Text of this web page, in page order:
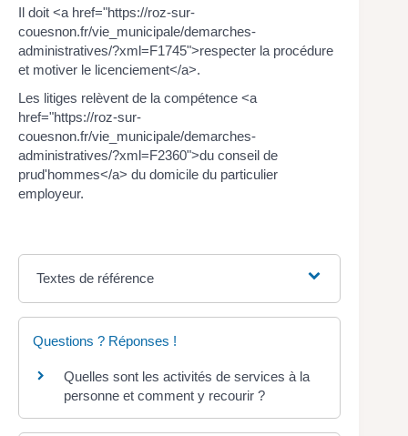
Il doit <a href="https://roz-sur-
couesnon.fr/vie_municipale/demarches-
administratives/?xml=F1745">respecter la procédure
et motiver le licenciement</a>.
Les litiges relèvent de la compétence <a
href="https://roz-sur-
couesnon.fr/vie_municipale/demarches-
administratives/?xml=F2360">du conseil de
prud'hommes</a> du domicile du particulier
employeur.
Textes de référence
Questions ? Réponses !
Quelles sont les activités de services à la
personne et comment y recourir ?